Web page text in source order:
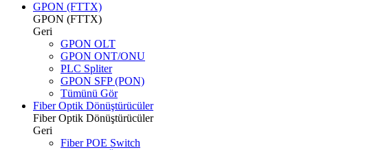
GPON (FTTX)
GPON (FTTX)
Geri
GPON OLT
GPON ONT/ONU
PLC Spliter
GPON SFP (PON)
Tümünü Gör
Fiber Optik Dönüştürücüler
Fiber Optik Dönüştürücüler
Geri
Fiber POE Switch